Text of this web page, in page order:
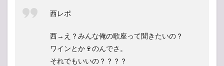
西レポ
西→え？みんな俺の歌座って聞きたいの？
ワインとか🍷のんでさ。
それでもいいの？？？？